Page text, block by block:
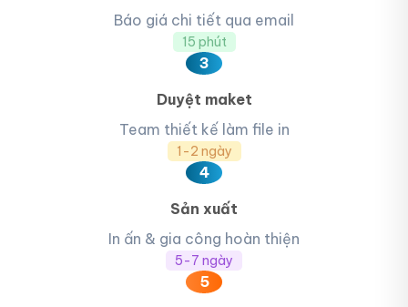
Báo giá chi tiết qua email
15 phút
3
Duyệt maket
Team thiết kế làm file in
1-2 ngày
4
Sản xuất
In ấn & gia công hoàn thiện
5-7 ngày
5